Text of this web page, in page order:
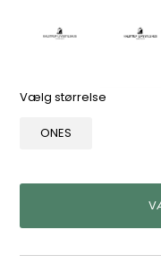
Vælg størrelse
ONES